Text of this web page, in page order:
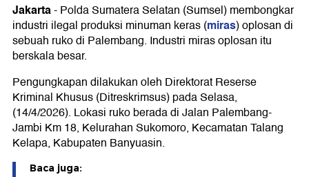
Jakarta-Polda Sumatera Selatan (Sumsel) membongkar
industri ilegal produksi minuman keras (miras) oplosan di
sebuah ruko di Palembang. Industri miras oplosan itu
berskala besar.
Pengungkapan dilakukan oleh Direktorat Reserse
Kriminal Khusus (Ditreskrimsus) pada Selasa,
(14/4/2026). Lokasi ruko berada di Jalan Palembang-
Jambi Km 18, Kelurahan Sukomoro, Kecamatan Talang
Kelapa, Kabupaten Banyuasin.
Baca juga: